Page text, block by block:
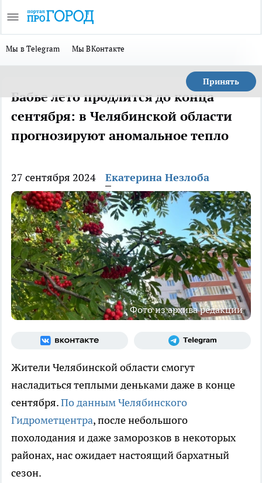
Мы в Telegram Мы ВКонтакте
Принять
Бабье лето продлится до конца
сентября: в Челябинской области
прогнозируют аномальное тепло
27 сентября 2024 Екатерина Незлоба
Фото из архива редакции
Жители Челябинской области смогут
насладиться теплыми деньками даже в конце
сентября.По данным Челябинского
Гидрометцентра, после небольшого
похолодания и даже заморозков в некоторых
районах, нас ожидает настоящий бархатный
сезон.